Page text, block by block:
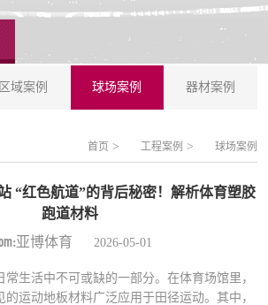
区域案例 球场案例 器材案例
首页 > 工程案例 > 球场案例
“红色航道”的背后秘密！解析体育塑胶
跑道材料
亚博体育 2026-05-01
生活中不可或缺的一部分。在体育场馆里，
运动地板材料广泛应用于田径运动。其中，